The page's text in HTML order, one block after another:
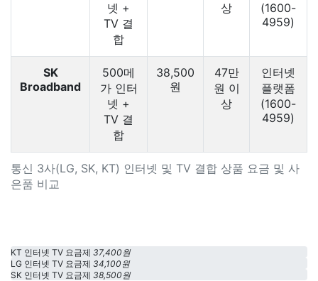
통신 3사(LG, SK, KT) 인터넷 및 TV 결합 상품 요금 및 사
은품 비교
넷 +
TV 결
합
상
(1600-
4959)
SK
Broadband
500메
가 인터
넷 +
TV 결
합
38,500
원
47만
원 이
상
인터넷
플랫폼
(1600-
4959)
KT 인터넷 TV 요금제 37,400원
LG 인터넷 TV 요금제 34,100원
SK 인터넷 TV 요금제 38,500원